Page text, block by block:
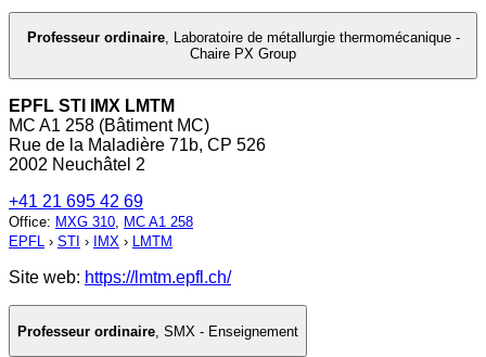
Professeur ordinaire, Laboratoire de métallurgie thermomécanique -
Chaire PX Group
EPFL STI IMX LMTM
MC A1 258 (Bâtiment MC)
Rue de la Maladière 71b, CP 526
2002 Neuchâtel 2
+41 21 695 42 69
Office: MXG 310, MC A1 258
EPFL › STI › IMX › LMTM
Site web: https://lmtm.epfl.ch/
Professeur ordinaire SMX - Enseignement